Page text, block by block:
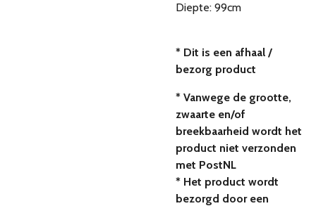
Diepte: 99cm
* Dit is een afhaal /
bezorg product
* Vanwege de grootte,
zwaarte en/of
breekbaarheid wordt het
product niet verzonden
met PostNL
* Het product wordt
bezorgd door een